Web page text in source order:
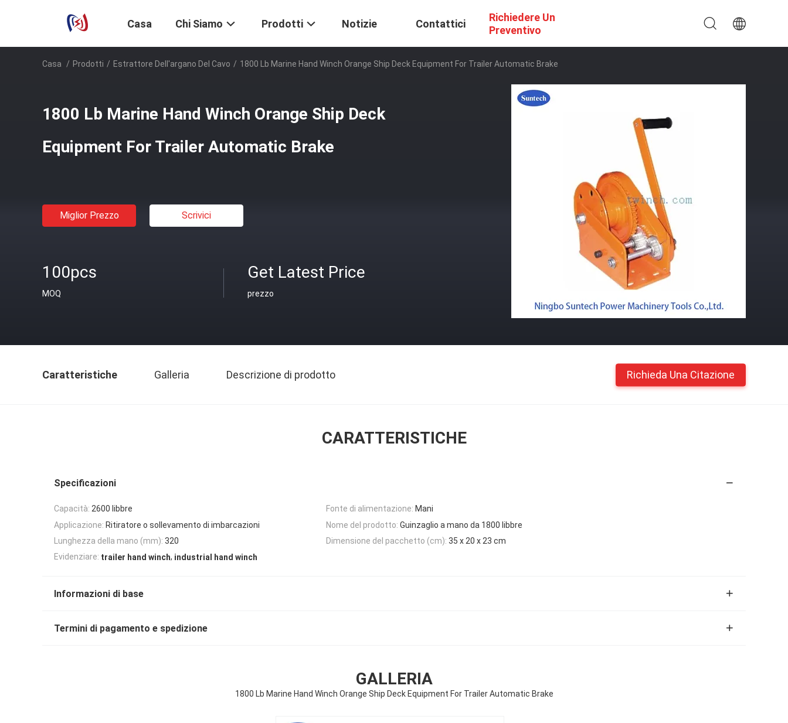
Casa Chi Siamo Prodotti Notizie Contattici
Richiedere Un
Preventivo
Casa / Prodotti / Estrattore Dell'argano Del Cavo / 1800 Lb Marine Hand Winch Orange Ship Deck Equipment For Trailer Automatic Brake
1800 Lb Marine Hand Winch Orange Ship Deck
Equipment For Trailer Automatic Brake
Miglior Prezzo Scrivici
100pcs
MOQ
Get Latest Price
prezzo
Caratteristiche Galleria Descrizione di prodotto Richieda Una Citazione
CARATTERISTICHE
Specificazioni
Capacità: 2600 libbre Fonte di alimentazione: Mani
Applicazione: Ritiratore o sollevamento di imbarcazioni Nome del prodotto: Guinzaglio a mano da 1800 libbre
Lunghezza della mano (mm): 320 Dimensione del pacchetto (cm): 35 x 20 x 23 cm
Evidenziare: trailer hand winch, industrial hand winch
Informazioni di base
Termini di pagamento e spedizione
GALLERIA
1800 Lb Marine Hand Winch Orange Ship Deck Equipment For Trailer Automatic Brake